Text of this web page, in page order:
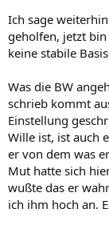
Ich sage
geholfen, jetzt
keine stabile
Was die BW
schrieb kommt
Einstellung
Wille ist, ist auch
er von dem was
Mut hatte sich
wußte das er
ich ihm hoch an.